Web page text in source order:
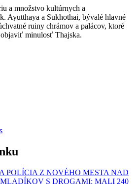
a množstvo kultúrnych a
Ayutthaya a Sukhothai, bývalé hlavné
ruiny chrámov a palácov, ktoré
minulosť Thajska.
POLÍCIA Z NOVÉHO MESTA NAD
S DROGAMI: MALI 240